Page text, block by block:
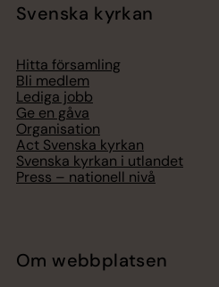
Svenska kyrkan
Hitta församling
Bli medlem
Lediga jobb
Ge en gåva
Organisation
Act Svenska kyrkan
Svenska kyrkan i utlandet
Press – nationell nivå
Om webbplatsen